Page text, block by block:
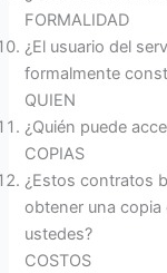
FORMALIDAD
¿El usuario del
formalmente
QUIEN
¿Quién puede
COPIAS
¿Estos contratos
obtener una copia
ustedes?
COSTOS